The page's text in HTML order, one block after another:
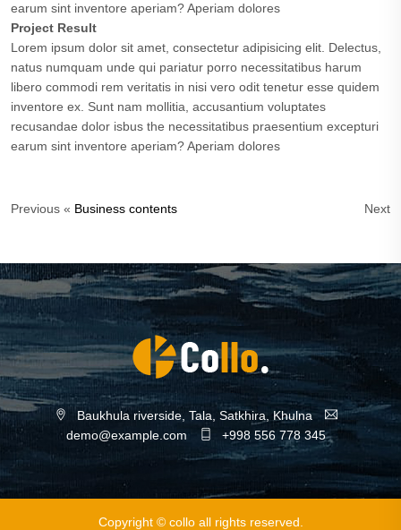
earum sint inventore aperiam? Aperiam dolores
Project Result
Lorem ipsum dolor sit amet, consectetur adipisicing elit. Delectus,
natus numquam unde qui pariatur porro necessitatibus harum
libero commodi rem veritatis in nisi vero odit tenetur esse quidem
inventore ex. Sunt nam mollitia, accusantium voluptates
recusandae dolor isbus the necessitatibus praesentium excepturi
earum sint inventore aperiam? Aperiam dolores
Previous « Business contents Next
Baukhula riverside, Tala, Satkhira, Khulna
demo@example.com
+998 556 778 345
Copyright © collo all rights reserved.